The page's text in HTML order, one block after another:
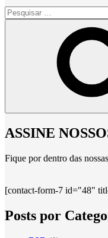
Pesquisar
por:
ASSINE
Fique por dentro das
[contact-form-7 id="48"
Posts por